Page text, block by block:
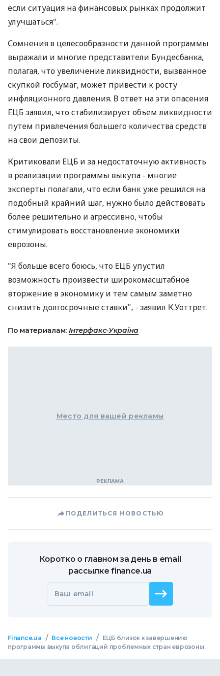
если ситуация на финансовых рынках продолжит
улучшаться".
Сомнения в целесообразности данной программы
выражали и многие представители Бундесбанка,
полагая, что увеличение ликвидности, вызванное
скупкой госбумаг, может привести к росту
инфляционного давления. В ответ на эти опасения
ЕЦБ заявил, что стабилизирует объем ликвидности
путем привлечения большего количества средств
на свои депозиты.
Критиковали ЕЦБ и за недостаточную активность
в реализации программы выкупа - многие
эксперты полагали, что если банк уже решился на
подобный крайний шаг, нужно было действовать
более решительно и агрессивно, чтобы
стимулировать восстановление экономики
еврозоны.
"Я больше всего боюсь, что ЕЦБ упустил
возможность произвести широкомасштабное
вторжение в экономику и тем самым заметно
снизить долгосрочные ставки", - заявил К.Уоттрет.
По материалам: Інтерфакс-Україна
Место для вашей рекламы
ПОДЕЛИТЬСЯ НОВОСТЬЮ
Коротко о главном за день в email
рассылке finance.ua
Ваш email
Finance.ua / Все новости /
ЕЦБ близок к завершению
программы выкупа облигаций проблемных стран еврозоны